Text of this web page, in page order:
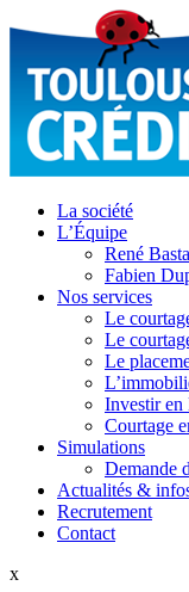
La société
L’Équipe
René
Fabien
Nos services
Le
Le
Le
Investir en
Courtage
Simulations
Demande
Actualités &
Recrutement
Contact
x